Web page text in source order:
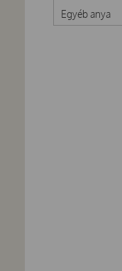
Egyéb anya